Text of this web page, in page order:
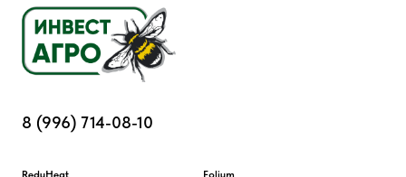
8 (996) 714-08-10
ReduHeat Folium